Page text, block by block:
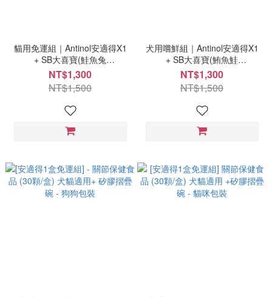
貓用免運組｜Antinol安適得X1
+ SB大喜寶(鮭魚兔
肉)30gX2+P/a好餵救星30gX2
NT$1,300
NT$1,500
犬用嚐鮮組｜Antinol安適得X1
+ SB大喜寶(鮪魚鮭
魚)30gX2+P/a好餵救星30gX2
NT$1,300
NT$1,500